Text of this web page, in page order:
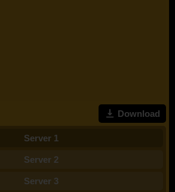
Download
Server 1
Server 2
Server 3